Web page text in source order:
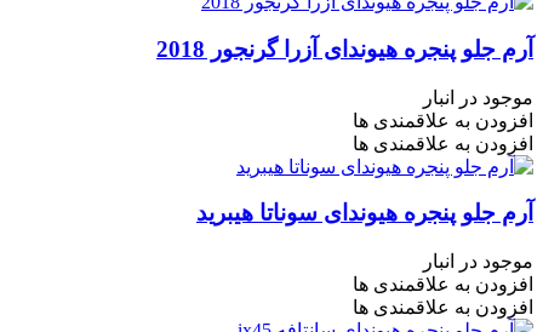
آرم جلو پنجره هیوندای آزرا گرنجور 2018
موجود در انبار
افزودن به علاقمندی ها
افزودن به علاقمندی ها
آرم جلو پنجره هیوندای سوناتا هیبرید
موجود در انبار
افزودن به علاقمندی ها
افزودن به علاقمندی ها